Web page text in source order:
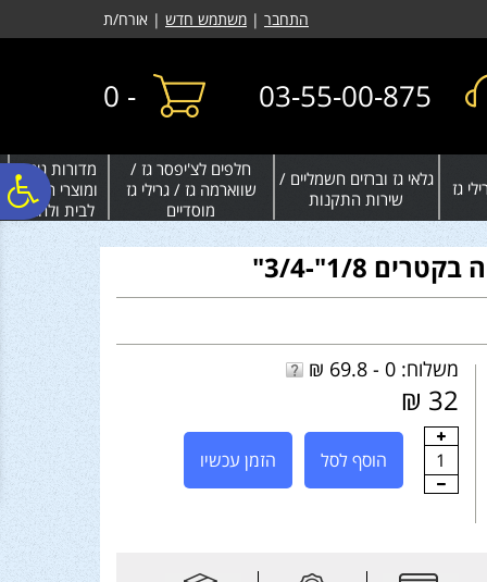
נגישות
אתר
המרכזיהתחבר | משתמש חדש | אורח/ת
03-55-00-875
-
0
גז
גלאי גז וברזים חשמליים /
שירות התקנות
חלפים לצ'יפסר גז /
שווארמה גז / גרילי גז
מוסדיים
מדורות גינה
ומוצרי חימום
לבית ולחצר
1/8"-3/4"
משלוח: 0 - 69.8 ₪
32 ₪
1 הוסף לסל הזמן עכשיו